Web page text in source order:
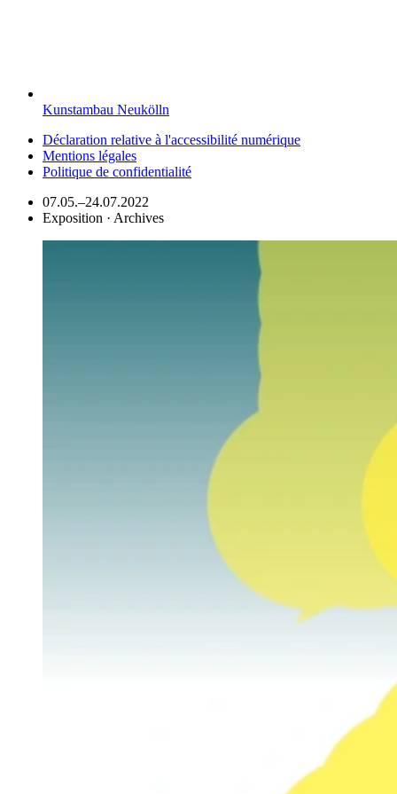
Kunstambau Neukölln
Déclaration relative à l'accessibilité numérique
Mentions légales
Politique de confidentialité
07.05.–24.07.2022
Exposition · Archives